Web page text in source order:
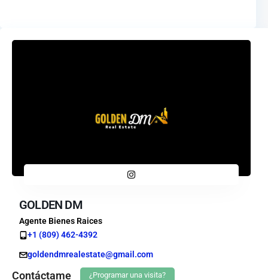
GOLDEN DM
Agente Bienes Raices
+1 (809) 462-4392
goldendmrealestate@gmail.com
Contáctame ¿Programar una visita?